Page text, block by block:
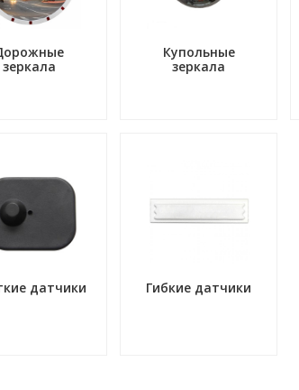
зеркала
Купольные
зеркала
датчики Гибкие датчики